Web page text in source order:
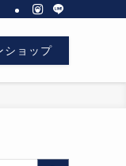
ショップ